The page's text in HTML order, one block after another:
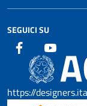
SEGUICI SU
https://